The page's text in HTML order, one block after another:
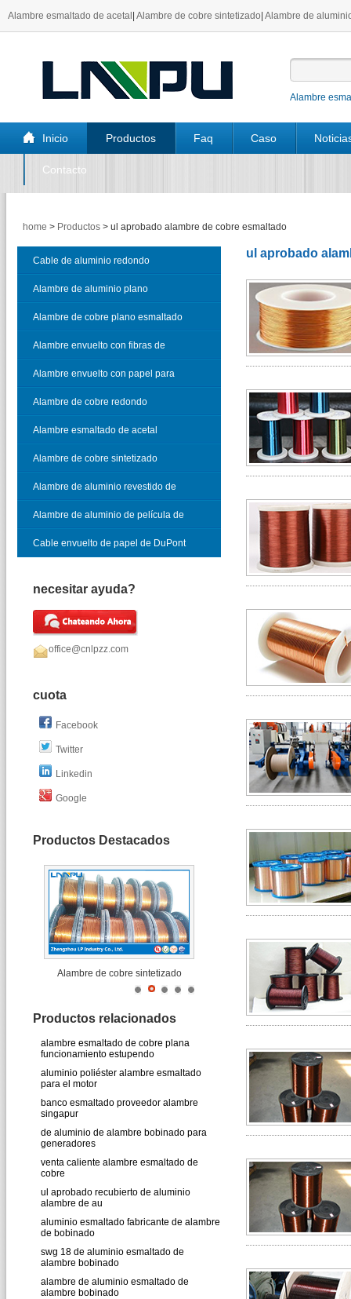
Alambre esmaltado de acetal Alambre de cobre sintetizado Alambre de
Alambre
Inicio Productos Faq Caso
Contacto
home > Productos > ul aprobado alambre de cobre esmaltado
Cable de aluminio redondo
esmaltado
Alambre de aluminio plano
esmaltado
Alambre de cobre plano esmaltado
Alambre envuelto con fibras de
vidrio
Alambre envuelto con papel para
cable telefónico
Alambre de cobre redondo
esmaltado
Alambre esmaltado de acetal
Alambre de cobre sintetizado
Alambre de aluminio revestido de
cobre esmaltado
Alambre de aluminio de película de
óxido
Cable envuelto de papel de DuPont
necesitar ayuda?
office@cnlpzz.com
cuota
Facebook
Twitter
Linkedin
Google
Productos Destacados
Alambre de cobre sintetizado
Productos relacionados
alambre esmaltado de cobre plana
funcionamiento estupendo
aluminio poliéster alambre esmaltado
para el motor
banco esmaltado proveedor alambre
singapur
de aluminio de alambre bobinado para
generadores
venta caliente alambre esmaltado de
cobre
ul aprobado recubierto de aluminio
alambre de au
aluminio esmaltado fabricante de alambre
de bobinado
swg 18 de aluminio esmaltado de
alambre bobinado
alambre de aluminio esmaltado de
alambre bobinado
ul aprobado